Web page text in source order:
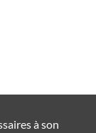
à son